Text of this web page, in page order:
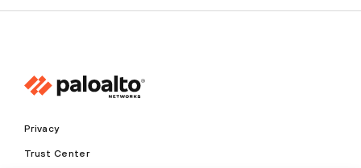
Privacy
Trust Center